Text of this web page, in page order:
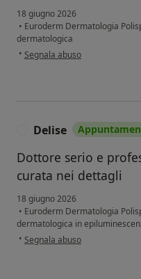
18 giugno 2026
• Euroderm Dermatologia
dermatologica
• secondo l'opinione dell'utente
Segnala abuso
Delise
Dottore serio e
curata nei dettagli
18 giugno 2026
• Euroderm Dermatologia
dermatologica in
• secondo l'opinione dell'utente
Segnala abuso